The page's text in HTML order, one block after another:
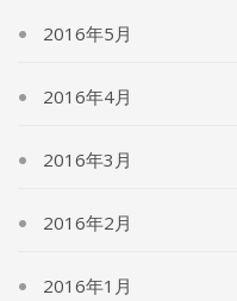
2016年5月
2016年4月
2016年3月
2016年2月
2016年1月